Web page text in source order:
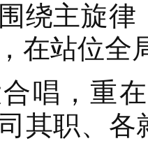
绕主旋
在站位全
，重在
其职、